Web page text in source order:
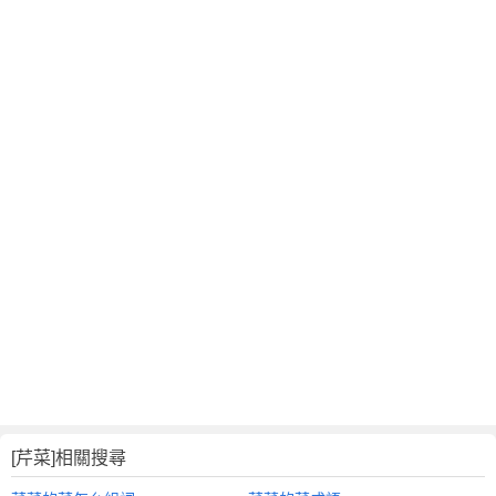
[芹菜]相關搜尋